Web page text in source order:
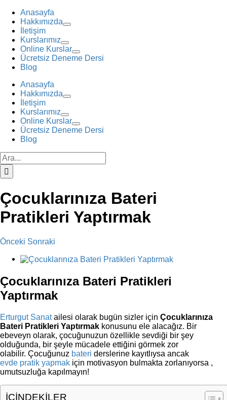
Anasayfa
Hakkımızda
İletişim
Kurslarımız
Online Kurslar
Ücretsiz Deneme Dersi
Blog
Anasayfa
Hakkımızda
İletişim
Kurslarımız
Online Kurslar
Ücretsiz Deneme Dersi
Blog
Ara:
Çocuklarınıza Bateri
Pratikleri Yaptırmak
Önceki Sonraki
View
Image
Çocuklarınıza Bateri Pratikleri
Yaptırmak
Erturgut Sanatailesi olarak bugün sizler için Çocuklarınıza
Bateri Pratikleri Yaptırmak konusunu ele alacağız. Bir
ebeveyn olarak, çocuğunuzun özellikle sevdiği bir şey
olduğunda, bir şeyle mücadele ettiğini görmek zor
olabilir. Çocuğunuz bateri derslerine kayıtlıysa ancak
evde pratik yapmak için motivasyon bulmakta zorlanıyorsa ,
umutsuzluğa kapılmayın!
İÇİNDEKİLER